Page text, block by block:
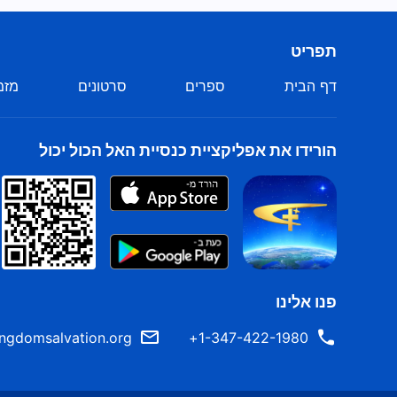
תפריט
דף הבית ספרים סרטונים
הורידו את אפליקציית כנסיית האל הכול יכול
פנו אלינו
1-347-422-1980+